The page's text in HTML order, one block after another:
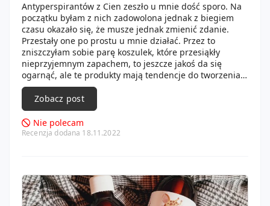
Antyperspirantów z Cien zeszło u mnie dość sporo. Na
początku byłam z nich zadowolona jednak z biegiem
czasu okazało się, że musze jednak zmienić zdanie.
Przestały one po prostu u mnie działać. Przez to
zniszczyłam sobie parę koszulek, które przesiąkły
nieprzyjemnym zapachem, to jeszcze jakoś da się
ogarnąć, ale te produkty mają tendencje do tworzenia
nieestetycznych plam na tkaninach, a tych już dużo
ciężej jest się pozbyć. Wersja zielona pachnie
zdecydowanie ładniej od różowej, ale nie mogę
powiedzieć, że różowa brzydko pachnie. Oba aromaty
są dość świeże i delikatne. Coś co również zauważyłam
mega niska, w porównaniu np. do takiej nivei i np.
vichy. No ale coś za coś.
Zobacz post
Nie polecam
Recenzja dodana 18.11.2022